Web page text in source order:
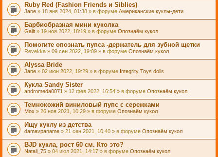
Ruby Red (Fashion Friends и Siblies)
Jane » 18 янв 2024, 01:38 » в форуме Американские куклы-дети
Барбиобразная мини куколка
Galit » 19 ноя 2022, 18:19 » в форуме Опознаём кукол
Помогите опознать пупса -держатель для зубной щетки
Revekka » 09 сен 2022, 19:09 » в форуме Опознаём кукол
Alyssa Bride
Jane » 02 июн 2022, 19:29 » в форуме Integrity Toys dolls
Кукла Sandy Sister
andromeda0071 » 12 фев 2022, 16:54 » в форуме Опознаём кукол
Темнокожий виниловый пупс с сережками
Mox » 26 ноя 2021, 10:29 » в форуме Опознаём кукол
Ищу куклу из детства
damavpaname » 21 сен 2021, 10:40 » в форуме Опознаём кукол
BJD кукла, рост 60 см. Кто это?
Natali_75 » 04 июл 2021, 14:17 » в форуме Опознаём кукол